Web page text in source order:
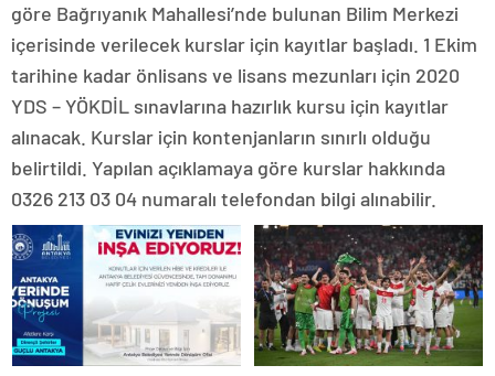
göre Bağrıyanık Mahallesi’nde bulunan Bilim Merkezi
içerisinde verilecek kurslar için kayıtlar başladı. 1 Ekim
tarihine kadar önlisans ve lisans mezunları için 2020
YDS – YÖKDİL sınavlarına hazırlık kursu için kayıtlar
alınacak. Kurslar için kontenjanların sınırlı olduğu
belirtildi. Yapılan açıklamaya göre kurslar hakkında
0326 213 03 04 numaralı telefondan bilgi alınabilir.